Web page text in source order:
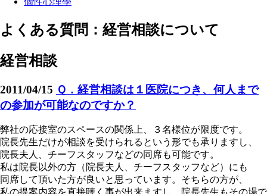
よくある質問：経営相談について
経営相談
2011/04/15 Ｑ．経営相談は１医院につき、何人まで
の参加が可能なのですか？
弊社の応接室のスペースの関係上、３名様位が限度です。
院長先生だけが相談を受けられるという形でも承りますし、
院長夫人、チーフスタッフなどの同席も可能です。
私は院長以外の方（院長夫人、チーフスタッフなど）にも
同席して頂いた方が良いと思っています。そちらの方が、